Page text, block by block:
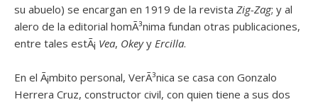
su abuelo) se encargan en 1919 de la revista Zig-Zag; y al
alero de la editorial homÃ³nima fundan otras publicaciones,
entre tales estÃ¡ Vea, Okeyy Ercilla.
En el Ã¡mbito personal, VerÃ³nica se casa con Gonzalo
Herrera Cruz, constructor civil, con quien tiene a sus dos